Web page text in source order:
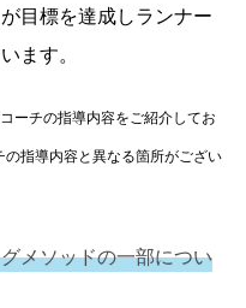
目標を達成しランナー
ます。
ーチの指導内容をご紹介してお
の指導内容と異なる箇所がござい
メソッドの一部につい